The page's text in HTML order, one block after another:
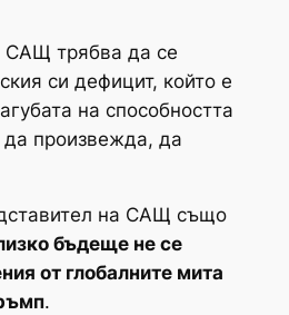
САЩ трябва да се
си дефицит, който е
на способността
произвежда, да
на САЩ също
бъдеще не се
от глобалните мита
.